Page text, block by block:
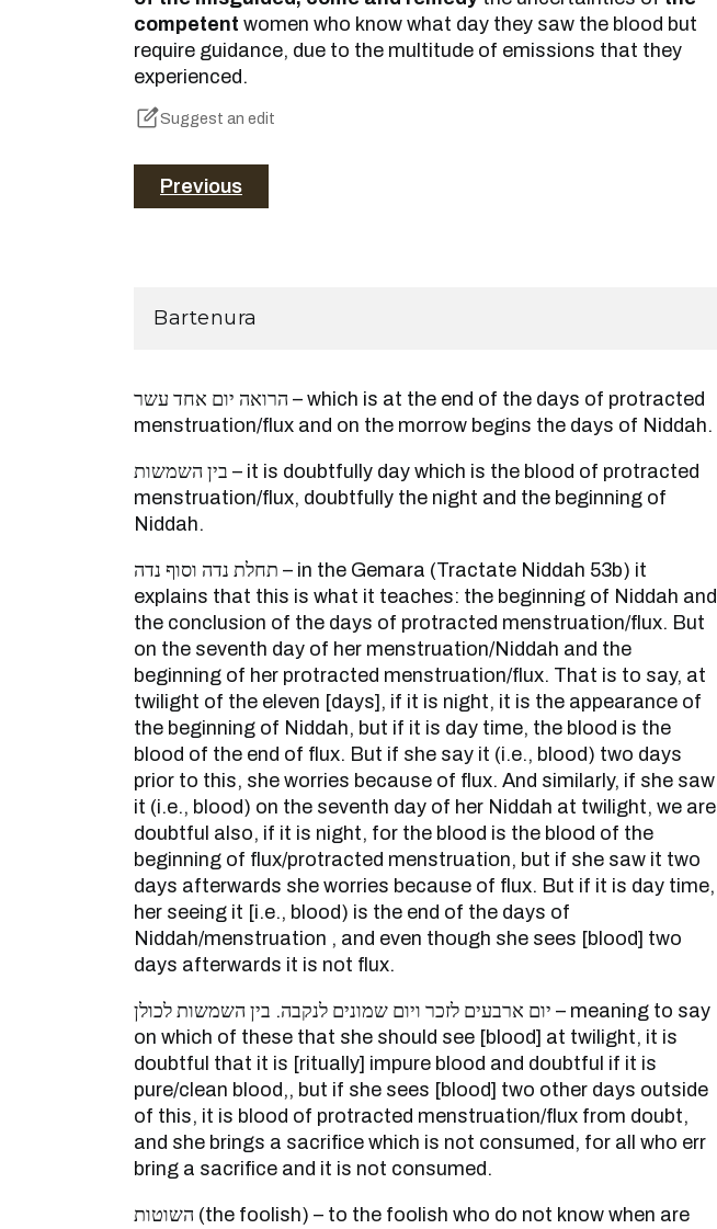
competent women who know what day they saw the blood but
require guidance, due to the multitude of emissions that they
experienced.
Suggest an edit
Previous
Bartenura
הרואה יום אחד עשר – which is at the end of the days of protracted
menstruation/flux and on the morrow begins the days of Niddah.
בין השמשות – it is doubtfully day which is the blood of protracted
menstruation/flux, doubtfully the night and the beginning of
Niddah.
תחלת נדה וסוף נדה – in the Gemara (Tractate Niddah 53b) it
explains that this is what it teaches: the beginning of Niddah and
the conclusion of the days of protracted menstruation/flux. But
on the seventh day of her menstruation/Niddah and the
beginning of her protracted menstruation/flux. That is to say, at
twilight of the eleven [days], if it is night, it is the appearance of
the beginning of Niddah, but if it is day time, the blood is the
blood of the end of flux. But if she say it (i.e., blood) two days
prior to this, she worries because of flux. And similarly, if she saw
it (i.e., blood) on the seventh day of her Niddah at twilight, we are
doubtful also, if it is night, for the blood is the blood of the
beginning of flux/protracted menstruation, but if she saw it two
days afterwards she worries because of flux. But if it is day time,
her seeing it [i.e., blood) is the end of the days of
Niddah/menstruation , and even though she sees [blood] two
days afterwards it is not flux.
יום ארבעים לזכר ויום שמונים לנקבה. בין השמשות לכולן – meaning to say
on which of these that she should see [blood] at twilight, it is
doubtful that it is [ritually] impure blood and doubtful if it is
pure/clean blood,, but if she sees [blood] two other days outside
of this, it is blood of protracted menstruation/flux from doubt,
and she brings a sacrifice which is not consumed, for all who err
bring a sacrifice and it is not consumed.
השוטות (the foolish) – to the foolish who do not know when are